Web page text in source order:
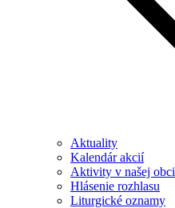
Aktuality
Kalendár akcií
Aktivity v našej obci
Hlásenie rozhlasu
Liturgické oznamy